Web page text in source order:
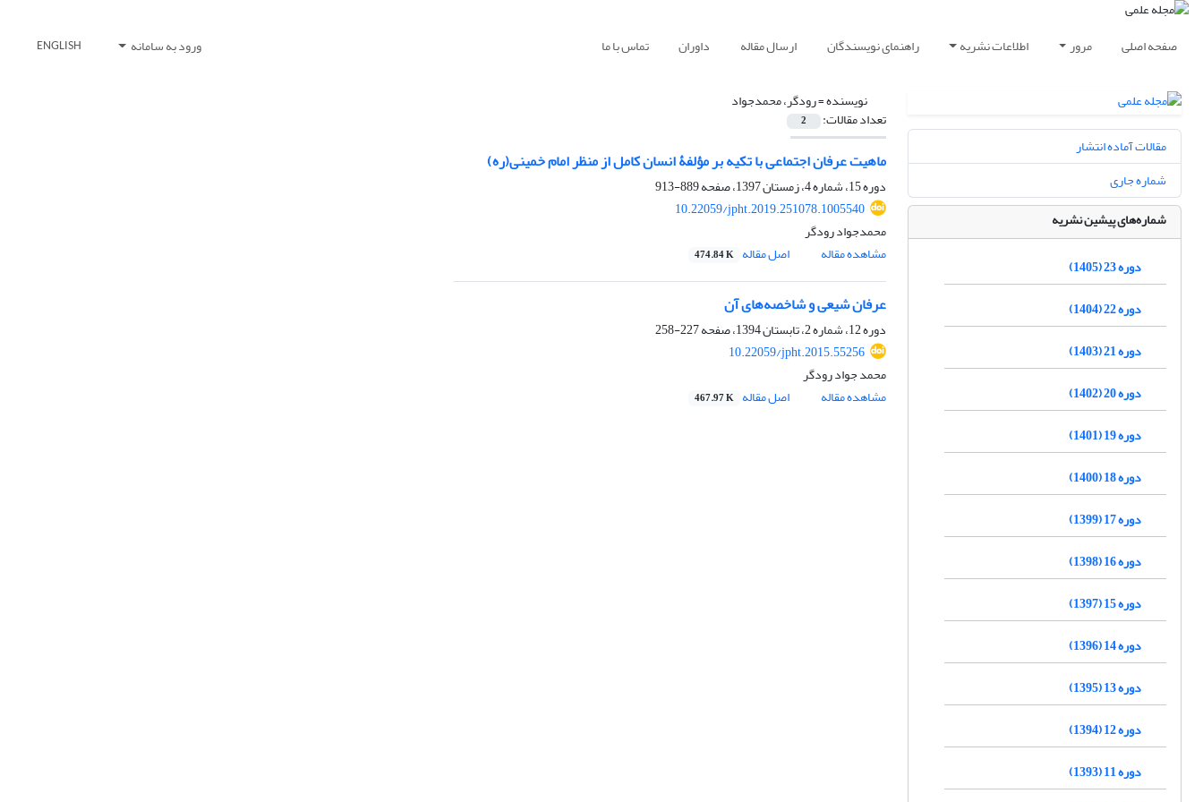
صفحه اصلی مرور اطلاعات نشریه راهنمای نویسندگان ارسال مقاله داوران تماس با ما ورود به سامانه ENGLISH
نویسنده =رودگر، محمدجواد
تعداد مقالات: 2
ماهیت عرفان اجتماعی با تکیه بر مؤلفۀ انسان کامل از منظر امام خمینی(ره)
دوره 15، شماره 4، زمستان 1397، صفحه
889-913
10.22059/jpht.2019.251078.1005540
محمدجواد رودگر
مشاهده مقاله
اصل مقاله 474.84 K
عرفان شیعی و شاخصه‌های آن
دوره 12، شماره 2، تابستان 1394، صفحه
227-258
10.22059/jpht.2015.55256
محمد جواد رودگر
مشاهده مقاله
اصل مقاله 467.97 K
مقالات آماده انتشار
شماره جاری
شماره‌های پیشین نشریه
دوره 23 (1405)
دوره 22 (1404)
دوره 21 (1403)
دوره 20 (1402)
دوره 19 (1401)
دوره 18 (1400)
دوره 17 (1399)
دوره 16 (1398)
دوره 15 (1397)
دوره 14 (1396)
دوره 13 (1395)
دوره 12 (1394)
دوره 11 (1393)